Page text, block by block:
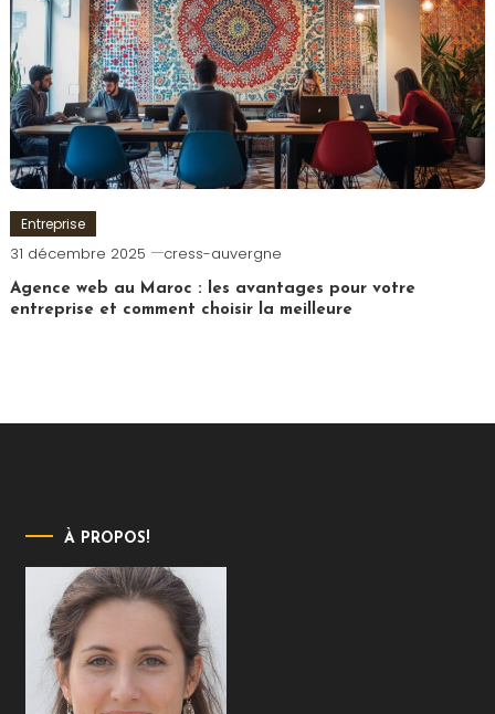
Entreprise
31 décembre 2025 cress-auvergne
Agence web au Maroc : les avantages pour votre
entreprise et comment choisir la meilleure
À PROPOS!